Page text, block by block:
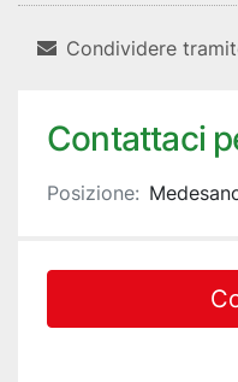
Condividere
Contattaci
Posizione: